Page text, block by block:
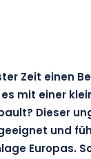
Zeit einen
mit einer
Dieser
und
Europas.